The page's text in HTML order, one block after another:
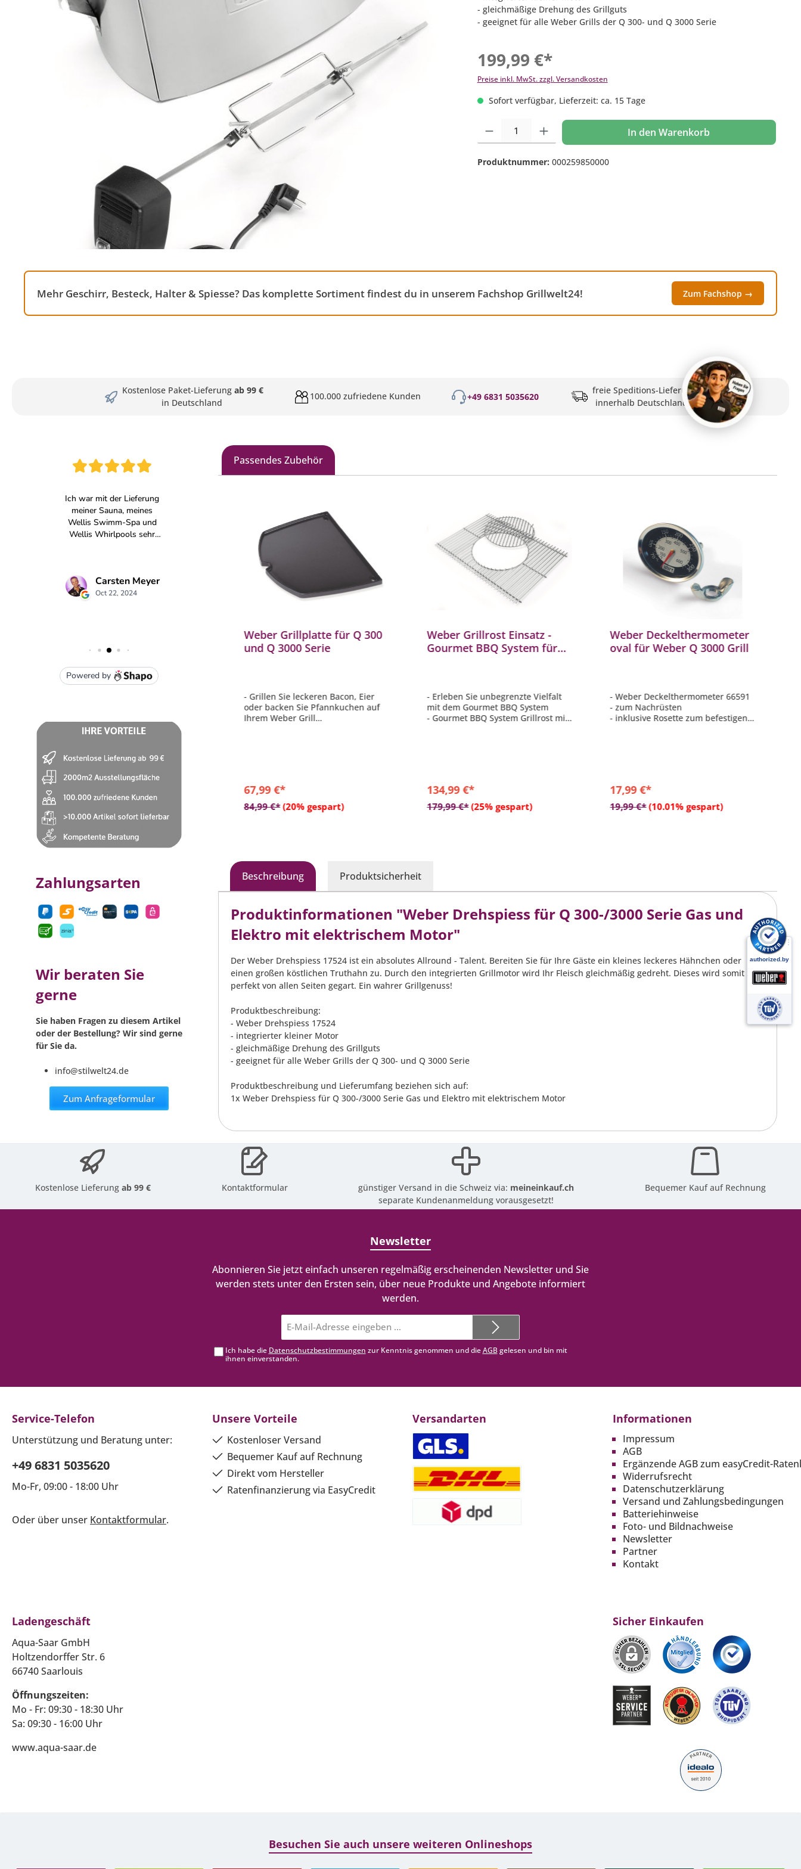
- gleichmäßige Drehung des Grillguts
- geeignet für alle Weber Grills der Q 300- und Q 3000 Serie
199,99 €*
Preise inkl. MwSt. zzgl. Versandkosten
Sofort verfügbar, Lieferzeit: ca. 15 Tage
Produkt Anzahl: Gib den gewünschten Wert ein oder benutze die Schaltflächen um die
In den Warenkorb
Produktnummer: 000259850000
Mehr Geschirr, Besteck, Halter & Spiesse? Das komplette Sortiment findest du in unserem Fachshop Grillwelt24! Zum Fachshop →
Kostenlose Paket-Lieferung ab 99 €
in Deutschland
100.000 zufriedene Kunden +49 6831 5035620
freie Speditions-Lieferung
innerhalb Deutschlands
Zahlungsarten
Wir beraten Sie
gerne
Sie haben Fragen zu diesem Artikel
oder der Bestellung? Wir sind gerne
für Sie da.
info@stilwelt24.de
Zum Anfrageformular
Passendes Zubehör
Plancha für Grills ab Q 3000
Summit
- Material Gusseisen
und Summit Modelle
In den Warenkorb
Weber Grillplatte für Q 300
und Q 3000 Serie
- Grillen Sie leckeren Bacon, Eier
oder backen Sie Pfannkuchen auf
Ihrem Weber Grill
67,99 €*
84,99 €* (20% gespart)
In den Warenkorb
Weber Grillrost Einsatz -
Gourmet BBQ System für
- Erleben Sie unbegrenzte Vielfalt
mit dem Gourmet BBQ System
- Gourmet BBQ System Grillrost mit
Einsätzen
134,99 €*
179,99 €* (25% gespart)
In den Warenkorb
Weber Deckelthermometer
oval für Weber Q 3000 Grill
- Weber Deckelthermometer 66591
- zum Nachrüsten
- inklusive Rosette zum befestigen
17,99 €*
19,99 €* (10.01% gespart)
In den Warenkorb
Beschreibung Produktsicherheit
Produktinformationen "Weber Drehspiess für Q 300-/3000 Serie Gas und
Elektro mit elektrischem Motor"
Der Weber Drehspiess 17524 ist ein absolutes Allround - Talent. Bereiten Sie für Ihre Gäste ein kleines leckeres Hähnchen oder
einen großen köstlichen Truthahn zu. Durch den integrierten Grillmotor wird Ihr Fleisch gleichmäßig gedreht. Dieses wird somit
perfekt von allen Seiten gegart. Ein wahrer Grillgenuss!
Produktbeschreibung:
- Weber Drehspiess 17524
- integrierter kleiner Motor
- gleichmäßige Drehung des Grillguts
- geeignet für alle Weber Grills der Q 300- und Q 3000 Serie
Produktbeschreibung und Lieferumfang beziehen sich auf:
1x Weber Drehspiess für Q 300-/3000 Serie Gas und Elektro mit elektrischem Motor
Kostenlose Lieferungab 99 € Kontaktformular günstiger Versand in die Schweiz via: meineinkauf.ch
separate Kundenanmeldung vorausgesetzt!
Bequemer Kauf auf Rechnung
Newsletter
Abonnieren Sie jetzt einfach unseren regelmäßig erscheinenden Newsletter und Sie
werden stets unter den Ersten sein, über neue Produkte und Angebote informiert
werden.
Mail-
Adresse*
Ich habe die Datenschutzbestimmungen zur Kenntnis genommen und dieAGBgelesen und bin mit
ihnen einverstanden.
Service-Telefon
Unterstützung und Beratung unter:
+49 6831 5035620
Mo-Fr, 09:00 - 18:00 Uhr
Oder über unser Kontaktformular.
Unsere Vorteile
Kostenloser Versand
Bequemer Kauf auf Rechnung
Direkt vom Hersteller
Ratenfinanzierung via EasyCredit
Versandarten Informationen
Impressum
AGB
Ergänzende AGB zum easyCredit-
Widerrufsrecht
Datenschutzerklärung
Versand und Zahlungsbedingungen
Batteriehinweise
Foto- und Bildnachweise
Newsletter
Partner
Kontakt
Ladengeschäft
Aqua-Saar GmbH
Holtzendorffer Str. 6
66740 Saarlouis
Öffnungszeiten:
Mo - Fr: 09:30 - 18:30 Uhr
Sa: 09:30 - 16:00 Uhr
www.aqua-saar.de
Sicher Einkaufen
Besuchen Sie auch unsere weiteren Onlineshops